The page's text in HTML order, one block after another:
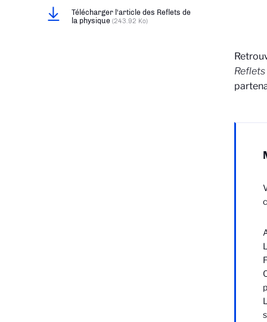
Télécharger l'article des Reflets de
la physique (243.92 Ko)